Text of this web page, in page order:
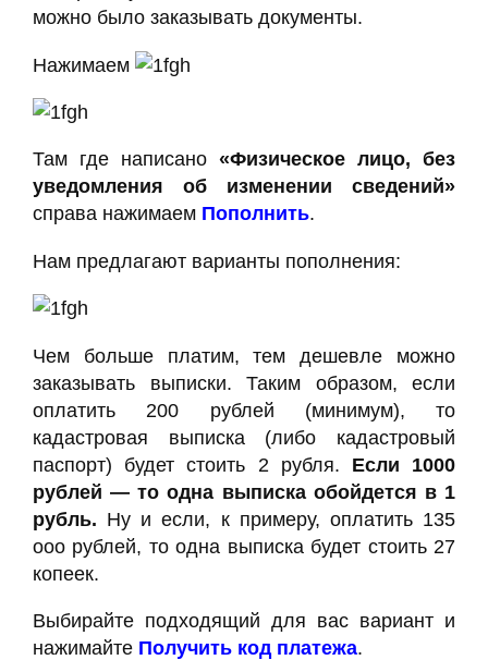
можно было заказывать документы.
Нажимаем
Там где написано «Физическое лицо, без
уведомления об изменении сведений»
справа нажимаем Пополнить.
Нам предлагают варианты пополнения:
Чем больше платим, тем дешевле можно
заказывать выписки. Таким образом, если
оплатить 200 рублей (минимум), то
кадастровая выписка (либо кадастровый
паспорт) будет стоить 2 рубля. Если 1000
рублей — то одна выписка обойдется в 1
рубль. Ну и если, к примеру, оплатить 135
ооо рублей, то одна выписка будет стоить 27
копеек.
Выбирайте подходящий для вас вариант и
нажимайте Получить код платежа.